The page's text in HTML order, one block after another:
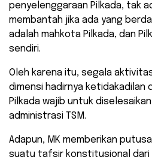
penyelenggaraan Pilkada, tak
membantah jika ada yang
adalah mahkota Pilkada, dan
sendiri.
Oleh karena itu, segala
dimensi hadirnya ketidakadilan
Pilkada wajib untuk
administrasi TSM.
Adapun, MK memberikan
suatu tafsir konstitusional dari